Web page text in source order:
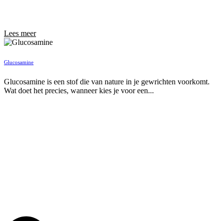
Lees meer
Glucosamine
Glucosamine is een stof die van nature in je gewrichten voorkomt.
Wat doet het precies, wanneer kies je voor een...